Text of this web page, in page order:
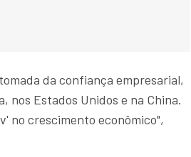
da confiança empresarial,
nos Estados Unidos e na China.
no crescimento econômico",